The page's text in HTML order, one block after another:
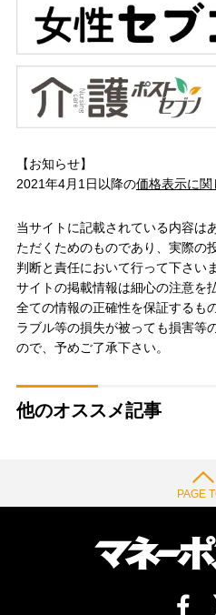
【お知らせ】
2021年4月1日以降の価格表示に関
当サイトに記載されている内容は
ただくためのものであり、実際の
判断と責任において行って下さい
サイトの掲載情報は細心の注意を
全ての情報の正確性を保証するも
ラブル等の損失が被っても損害等
ので、予めご了承下さい。
他のオススメ記事
PAGE